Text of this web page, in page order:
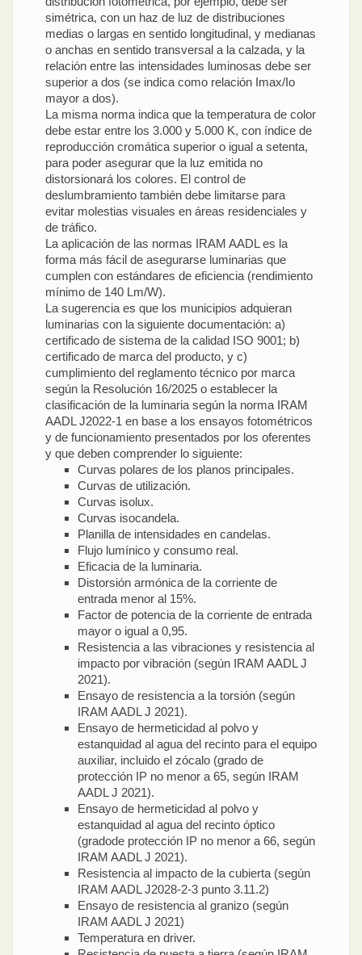
simétrica, con un haz de luz de distribuciones
medias o largas en sentido longitudinal, y medianas
o anchas en sentido transversal a la calzada, y la
relación entre las intensidades luminosas debe ser
superior a dos (se indica como relación Imax/Io
mayor a dos).
La misma norma indica que la temperatura de color
debe estar entre los 3.000 y 5.000 K, con índice de
reproducción cromática superior o igual a setenta,
para poder asegurar que la luz emitida no
distorsionará los colores. El control de
deslumbramiento también debe limitarse para
evitar molestias visuales en áreas residenciales y
de tráfico.
La aplicación de las normas IRAM AADL es la
forma más fácil de asegurarse luminarias que
cumplen con estándares de eficiencia (rendimiento
mínimo de 140 Lm/W).
La sugerencia es que los municipios adquieran
luminarias con la siguiente documentación: a)
certificado de sistema de la calidad ISO 9001; b)
certificado de marca del producto, y c)
cumplimiento del reglamento técnico por marca
según la Resolución 16/2025 o establecer la
clasificación de la luminaria según la norma IRAM
AADL J2022-1 en base a los ensayos fotométricos
y de funcionamiento presentados por los oferentes
y que deben comprender lo siguiente:
Curvas polares de los planos principales.
Curvas de utilización.
Curvas isolux.
Curvas isocandela.
Planilla de intensidades en candelas.
Flujo lumínico y consumo real.
Eficacia de la luminaria.
Distorsión armónica de la corriente de
entrada menor al 15%.
Factor de potencia de la corriente de entrada
mayor o igual a 0,95.
Resistencia a las vibraciones y resistencia al
impacto por vibración (según IRAM AADL J
2021).
Ensayo de resistencia a la torsión (según
IRAM AADL J 2021).
Ensayo de hermeticidad al polvo y
estanquidad al agua del recinto para el equipo
auxiliar, incluido el zócalo (grado de
protección IP no menor a 65, según IRAM
AADL J 2021).
Ensayo de hermeticidad al polvo y
estanquidad al agua del recinto óptico
(gradode protección IP no menor a 66, según
IRAM AADL J 2021).
Resistencia al impacto de la cubierta (según
IRAM AADL J2028-2-3 punto 3.11.2)
Ensayo de resistencia al granizo (según
IRAM AADL J 2021)
Temperatura en driver.